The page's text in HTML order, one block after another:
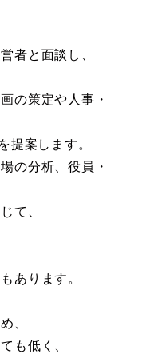
者と面談し、
の策定や人事・
提案します。
の分析、役員・
て、
あります。
、
も低く、